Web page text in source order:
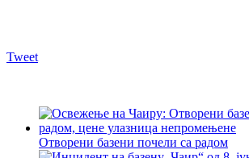
Tweet
Отворени базени почели са радом